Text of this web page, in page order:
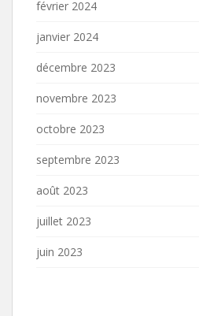
février 2024
janvier 2024
décembre 2023
novembre 2023
octobre 2023
septembre 2023
août 2023
juillet 2023
juin 2023